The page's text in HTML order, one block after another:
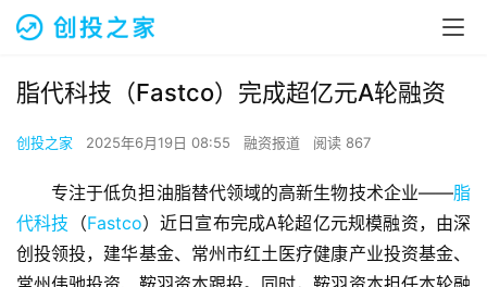
脂代科技（Fastco）完成超亿元A轮融资
创投之家 2025年6月19日 08:55 融资报道 阅读 867
专注于低负担油脂替代领域的高新生物技术企业——脂
代科技 （Fastco）近日宣布完成A轮超亿元规模融资，由深
创投领投，建华基金、常州市红土医疗健康产业投资基金、